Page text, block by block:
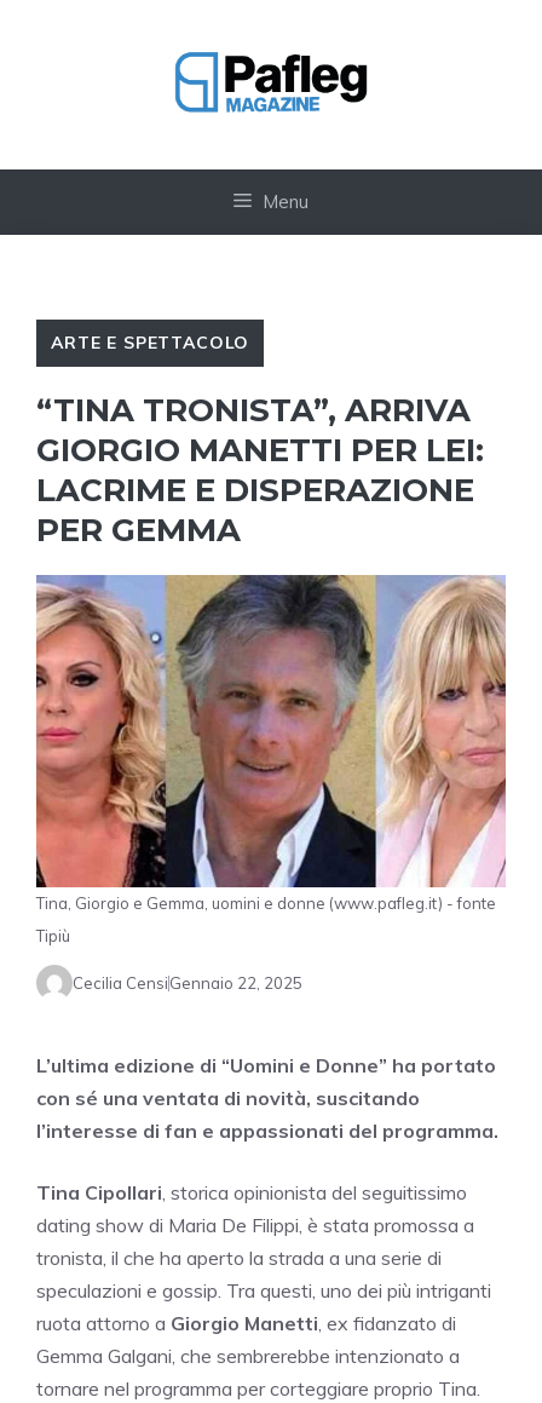
Menu
ARTE E SPETTACOLO
“TINA TRONISTA”, ARRIVA
GIORGIO MANETTI PER LEI:
LACRIME E DISPERAZIONE
PER GEMMA
Tina, Giorgio e Gemma, uomini e donne (www.pafleg.it) - fonte
Tipiù
Cecilia CensiGennaio 22, 2025
L’ultima edizione di “Uomini e Donne” ha portato
con sé una ventata di novità, suscitando
l’interesse di fan e appassionati del programma.
Tina Cipollari, storica opinionista del seguitissimo
dating show di Maria De Filippi, è stata promossa a
tronista, il che ha aperto la strada a una serie di
speculazioni e gossip. Tra questi, uno dei più intriganti
ruota attorno a Giorgio Manetti, ex fidanzato di
Gemma Galgani, che sembrerebbe intenzionato a
tornare nel programma per corteggiare proprio Tina.